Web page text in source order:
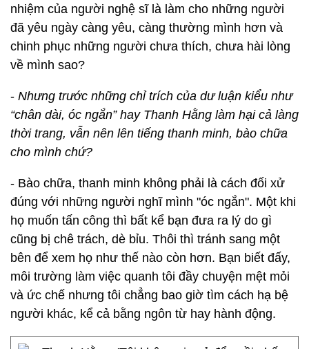
nhiệm của người nghệ sĩ là làm cho những người
đã yêu ngày càng yêu, càng thường mình hơn và
chinh phục những người chưa thích, chưa hài lòng
về mình sao?
- Nhưng trước những chỉ trích của dư luận kiểu như
“chân dài, óc ngắn” hay Thanh Hằng làm hại cả làng
thời trang, vẫn nên lên tiếng thanh minh, bào chữa
cho mình chứ?
- Bào chữa, thanh minh không phải là cách đối xử
đúng với những người nghĩ mình "óc ngắn". Một khi
họ muốn tấn công thì bất kể bạn đưa ra lý do gì
cũng bị chê trách, dè bỉu. Thôi thì tránh sang một
bên để xem họ như thế nào còn hơn. Bạn biết đấy,
môi trường làm việc quanh tôi đầy chuyện mệt mỏi
và ức chế nhưng tôi chẳng bao giờ tìm cách hạ bệ
người khác, kể cả bằng ngôn từ hay hành động.